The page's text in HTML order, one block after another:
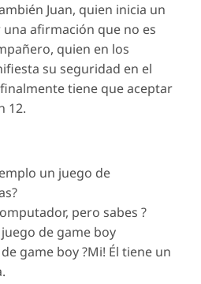
Juan, quien inicia un
afirmación que no es
quien en los
su seguridad en el
finalmente tiene que aceptar
12.
un juego de
pero sabes ?
de game boy
game boy ?Mi! Él tiene un